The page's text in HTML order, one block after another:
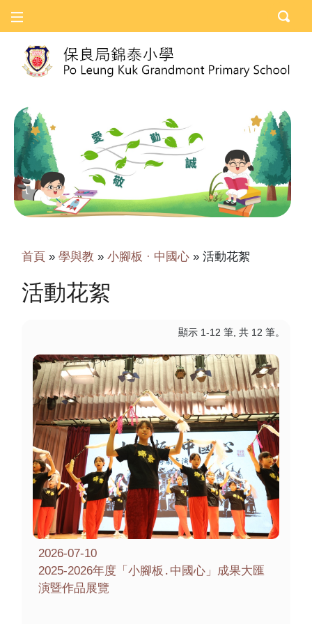
首頁 » 學與教 » 小腳板 · 中國心 » 活動花絮
活動花絮
顯示 1-12 筆, 共 12 筆。
2026-07-10
2025-2026年度「小腳板․中國心」成果大匯
演暨作品展覽